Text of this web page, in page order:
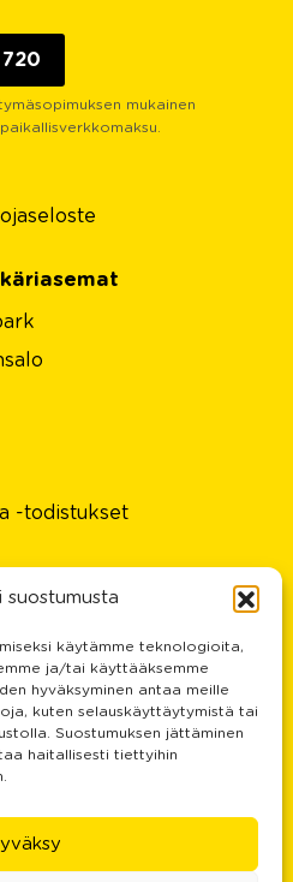
suostumusta
käytämme teknologioita,
ja/tai käyttääksemme
hyväksyminen antaa meille
kuten selauskäyttäytymistä tai
Suostumuksen jättäminen
haitallisesti tiettyihin
mukainen
-todistukset
tärkeä
prices